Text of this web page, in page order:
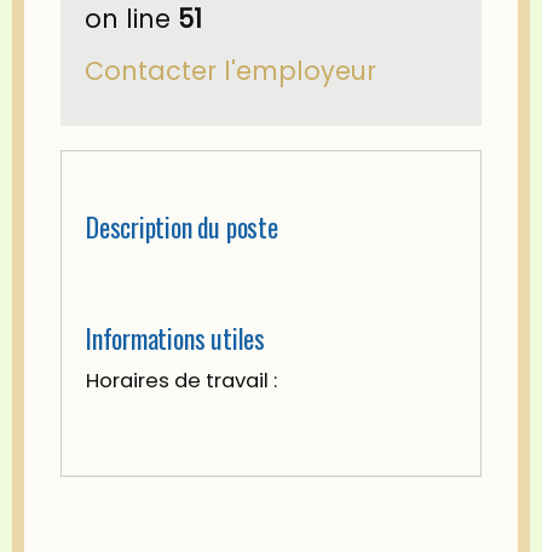
on line 51
Contacter l'employeur
Description du poste
Informations utiles
Horaires de travail :